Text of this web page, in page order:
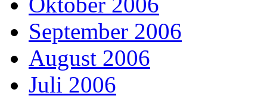
September 2006
August 2006
Juli 2006